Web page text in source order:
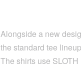
Alongside a new
the standard tee
The shirts use